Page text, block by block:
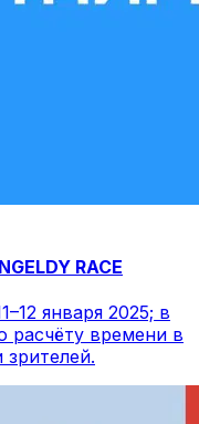
RACE
января 2025; в
расчёту времени в